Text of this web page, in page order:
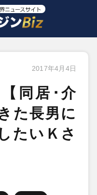
2017年4月4日
同居･介
た長男に
たいＫさ